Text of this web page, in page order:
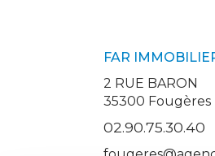
FAR
2 RUE BARON
35300 Fougères
02.90.75.30.40